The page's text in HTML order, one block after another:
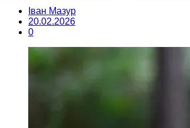
Іван Мазур
20.02.2026
0